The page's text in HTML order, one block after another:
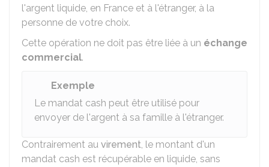
l'argent liquide, en France et à l'étranger, à la
personne de votre choix.
Cette opération ne doit pas être liée à un échange
commercial.
Exemple
Le mandat cash peut être utilisé pour
envoyer de l'argent à sa famille à l'étranger.
Contrairement au virement, le montant d'un
mandat cash est récupérable en liquide, sans